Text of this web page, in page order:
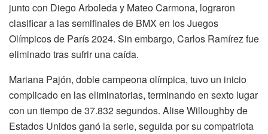
junto con Diego Arboleda y Mateo Carmona, lograron
clasificar a las semifinales de BMX en los Juegos
Olímpicos de París 2024. Sin embargo, Carlos Ramírez fue
eliminado tras sufrir una caída.
Mariana Pajón, doble campeona olímpica, tuvo un inicio
complicado en las eliminatorias, terminando en sexto lugar
con un tiempo de 37.832 segundos. Alise Willoughby de
Estados Unidos ganó la serie, seguida por su compatriota